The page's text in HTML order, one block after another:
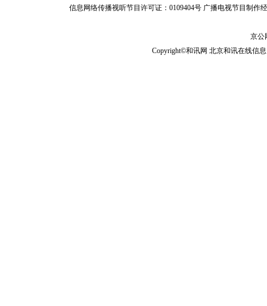
信息网络传播视听节目许可证：0109404号 广播电视节目制作
京公
Copyright©和讯网 北京和讯在线信